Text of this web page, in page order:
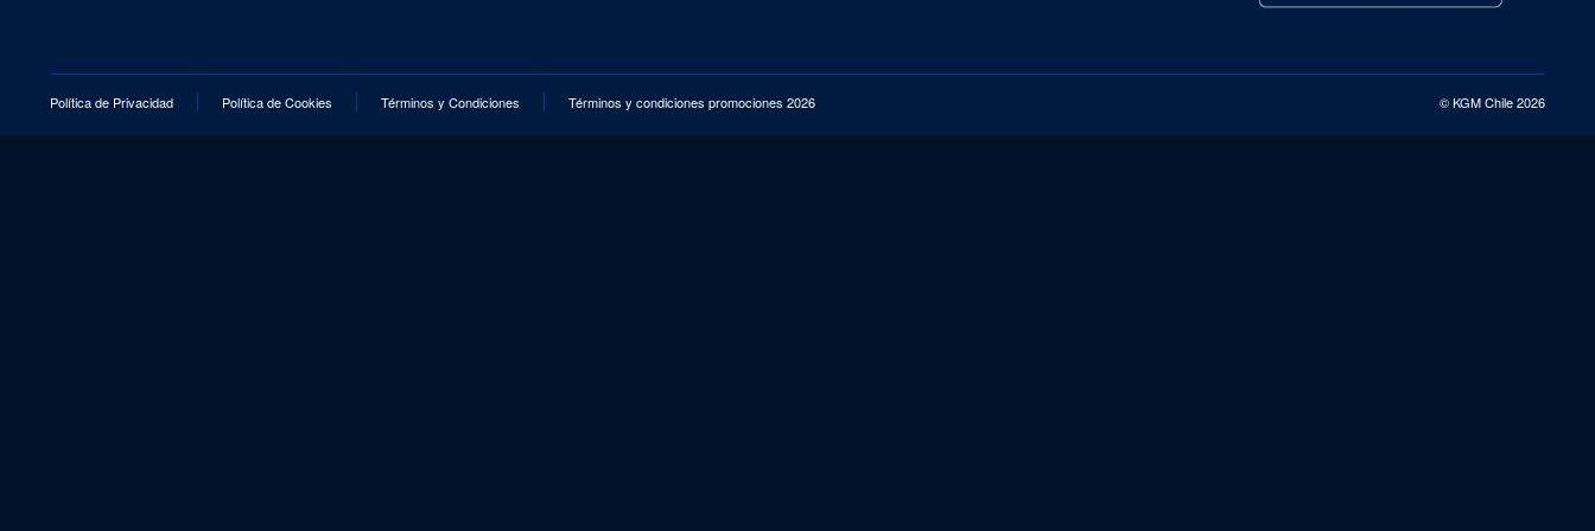
Política de Privacidad Política de Cookies Términos y Condiciones Términos y condiciones promociones 2026 © KGM Chile 2026